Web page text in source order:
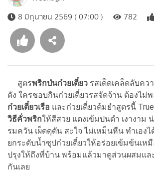
8 มิถุนายน 2569 ( 07:00 )
782
สูตรพริกป่นก๋วยเตี๋ยว รสเด็ดเคล็ดลับคว
ดัง ใครชอบกินก๋วยเตี๋ยวรสจัดจ้าน ต้องไม่
ก๋วยเตี๋ยวเรือ และก๋วยเตี๋ยวต้มยำสูตรนี้
วิธีคั่วพริกให้สีสวย แดงเข้มปนดำ เงางาม
รมควัน เผ็ดดุดัน สะใจ ไม่เหม็นหืน ทำเอง
ยกระดับน้ำซุปก๋วยเตี๋ยวให้อร่อยเข้มข้นเห
ปรุงให้ถึงที่บ้าน พร้อมแล้วมาดูส่วนผสมแ
กันเลย